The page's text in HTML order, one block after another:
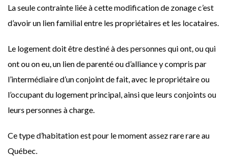
La seule contrainte liée à cette modification de zonage c’est
d’avoir un lien familial entre les propriétaires et les locataires.
Le logement doit être destiné à des personnes qui ont, ou qui
ont ou on eu, un lien de parenté ou d’alliance y compris par
l’intermédiaire d’un conjoint de fait, avec le propriétaire ou
l’occupant du logement principal, ainsi que leurs conjoints ou
leurs personnes à charge.
Ce type d’habitation est pour le moment assez rare rare au
Québec.